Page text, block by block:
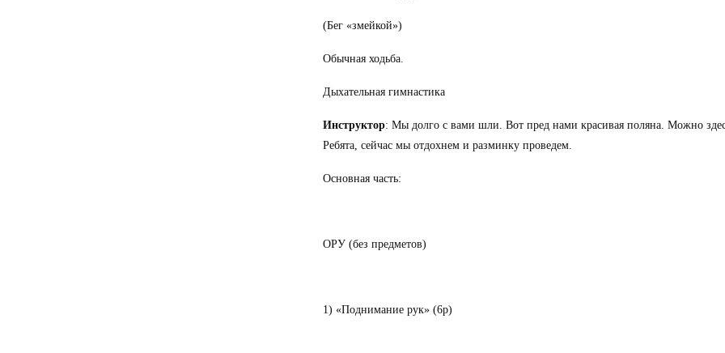
(Бег «змейкой»)
Обычная ходьба.
Дыхательная гимнастика
Инструктор: Мы долго с вами шли. Вот пред нами красивая поляна. Можно
Ребята, сейчас мы отдохнем и разминку проведем.
Основная часть:
ОРУ (без предметов)
1) «Поднимание рук» (6р)